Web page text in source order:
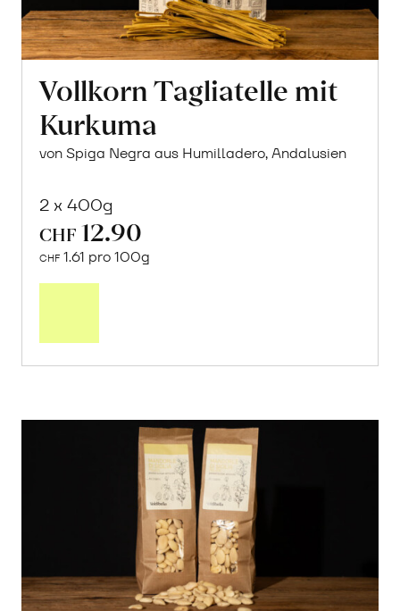
Vollkorn Tagliatelle mit
Kurkuma
von Spiga Negra aus Humilladero, Andalusien
2 x 400g
CHF 12.90
CHF 1.61 pro 100g